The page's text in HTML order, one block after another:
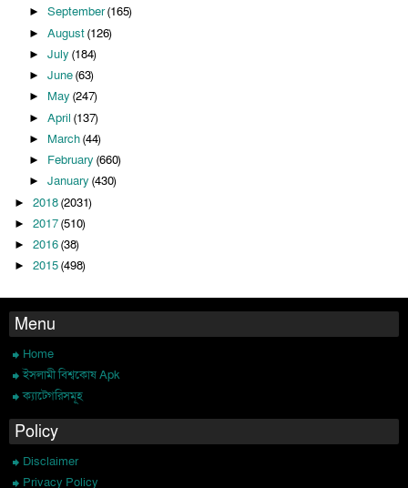
► September(165)
► August(126)
► July (184)
► June(63)
► May (247)
► April (137)
► March(44)
► February (660)
► January (430)
► 2018(2031)
► 2017(510)
► 2016(38)
► 2015(498)
Menu
Home
ইসলামী বিশ্বকোষ Apk
ক্যাটেগরিসমূহ
Policy
Disclaimer
Privacy Policy